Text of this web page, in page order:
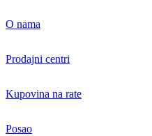
O nama
Prodajni centri
Kupovina na rate
Posao